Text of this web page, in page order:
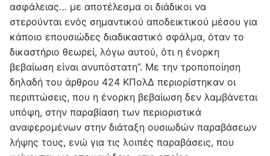
ασφάλειας… με αποτέλεσμα οι διάδικοι να
στερούνται ενός σημαντικού αποδεικτικού μέσου για
κάποιο επουσιώδες διαδικαστικό σφάλμα, όταν το
δικαστήριο θεωρεί, λόγω αυτού, ότι η ένορκη
βεβαίωση είναι ανυπόστατη”. Με την τροποποίηση
δηλαδή του άρθρου 424 ΚΠολΔ περιορίστηκαν οι
περιπτώσεις, που η ένορκη βεβαίωση δεν λαμβάνεται
υπόψη, στην παραβίαση των περιοριστικά
αναφερομένων στην διάταξη ουσιωδών παραβάσεων
λήψης τους, ενώ για τις λοιπές παραβάσεις, που